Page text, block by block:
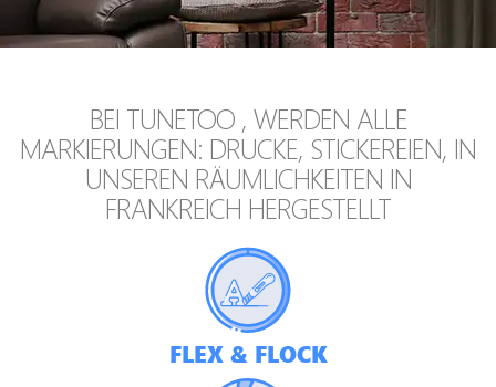
BEI TUNETOO , WERDEN ALLE
MARKIERUNGEN: DRUCKE, STICKEREIEN, IN
UNSEREN RÄUMLICHKEITEN IN
FRANKREICH HERGESTELLT
FLEX & FLOCK